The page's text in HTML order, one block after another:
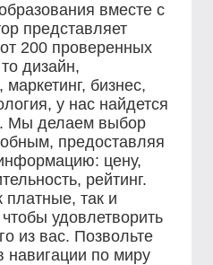
вместе с
представляет
200 проверенных
дизайн,
бизнес,
у нас найдется
Мы делаем выбор
предоставляя
цену,
рейтинг.
так и
удовлетворить
из вас. Позвольте
навигации по миру